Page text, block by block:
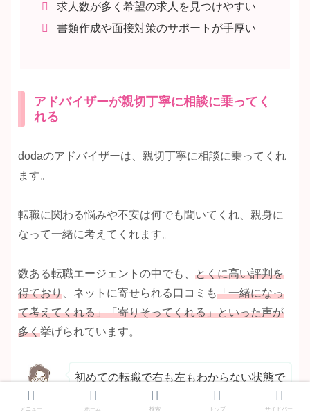
求人数が多く希望の求人を見つけやすい
書類作成や面接対策のサポートが手厚い
アドバイザーが親切丁寧に相談に乗ってく
れる
dodaのアドバイザーは、親切丁寧に相談に乗ってくれ
ます。
転職に関わる悩みや不安は何でも聞いてくれ、親身に
なって一緒に考えてくれます。
数ある転職エージェントの中でも、 とくに高い評判を
得ており 、ネットに寄せられる口コミも「一緒になっ
て考えてくれる」「寄りそってくれる」といった声が
多く挙げられています。
男性30代
初めての転職で右も左もわからない状態で
メニュー ホーム 検索 トップ サイドバー